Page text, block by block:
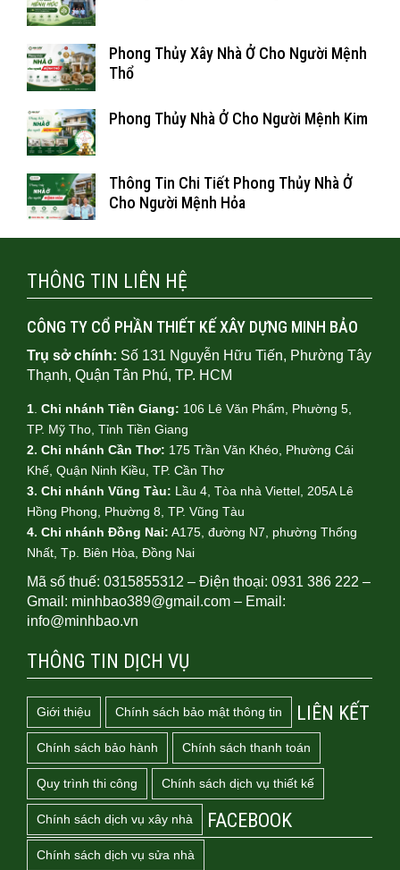
Phong Thủy Xây Nhà Ở Cho Người Mệnh
Thổ
Phong Thủy Nhà Ở Cho Người Mệnh Kim
Thông Tin Chi Tiết Phong Thủy Nhà Ở
Cho Người Mệnh Hỏa
THÔNG TIN LIÊN HỆ
CÔNG TY CỔ PHẦN THIẾT KẾ XÂY DỰNG MINH BẢO
Trụ sở chính: Số 131 Nguyễn Hữu Tiến, Phường Tây
Thạnh, Quận Tân Phú, TP. HCM
1. Chi nhánh Tiền Giang: 106 Lê Văn Phẩm, Phường 5,
TP. Mỹ Tho, Tỉnh Tiền Giang
2. Chi nhánh Cần Thơ: 175 Trần Văn Khéo, Phường Cái
Khế, Quận Ninh Kiều, TP. Cần Thơ
3. Chi nhánh Vũng Tàu: Lầu 4, Tòa nhà Viettel, 205A Lê
Hồng Phong, Phường 8, TP. Vũng Tàu
4. Chi nhánh Đồng Nai: A175, đường N7, phường Thống
Nhất, Tp. Biên Hòa, Đồng Nai
Mã số thuế: 0315855312 – Điện thoại: 0931 386 222 –
Gmail: minhbao389@gmail.com – Email:
info@minhbao.vn
THÔNG TIN DỊCH VỤ
Giới thiệu Chính sách bảo mật thông tin
Chính sách bảo hành Chính sách thanh toán
Quy trình thi công Chính sách dịch vụ thiết kế
Chính sách dịch vụ xây nhà
Chính sách dịch vụ sửa nhà
LIÊN KẾT
FACEBOOK